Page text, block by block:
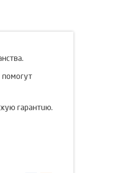
помогут
гарантию.